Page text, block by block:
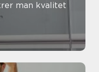
man kvalitet